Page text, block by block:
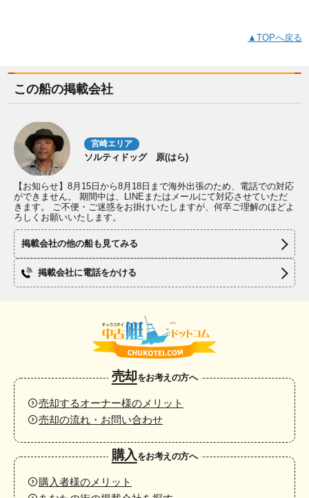
▲TOPへ戻る
この船の掲載会社
宮崎エリア
ソルティドッグ 原(はら)
【お知らせ】8月15日から8月18日まで海外出張のため、電話での対応
ができません。 期間中は、LINEまたはメールにて対応させていただ
きます。 ご不便・ご迷惑をお掛けいたしますが、何卒ご理解のほどよ
ろしくお願いいたします。
掲載会社の他の船も見てみる
掲載会社に電話をかける
売却をお考えの方へ
売却するオーナー様のメリット
売却の流れ・お問い合わせ
購入をお考えの方へ
購入者様のメリット